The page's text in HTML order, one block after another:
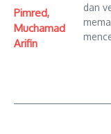
Pimred,
Muchamad
Arifin
dan